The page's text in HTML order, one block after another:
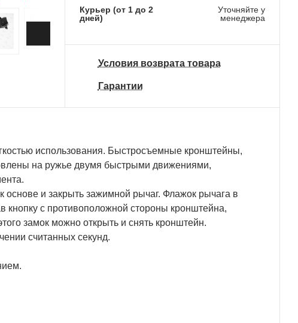
Курьер (от 1 до 2
дней)
Уточняйте у
менеджера
Условия возврата товара
Гарантии
использования. Быстросъемные кронштейны,
на ружье двумя быстрыми движениями,
основе и закрыть зажимной рычаг. Флажок рычага в
с противоположной стороны кронштейна,
замок можно открыть и снять кронштейн.
считанных секунд.